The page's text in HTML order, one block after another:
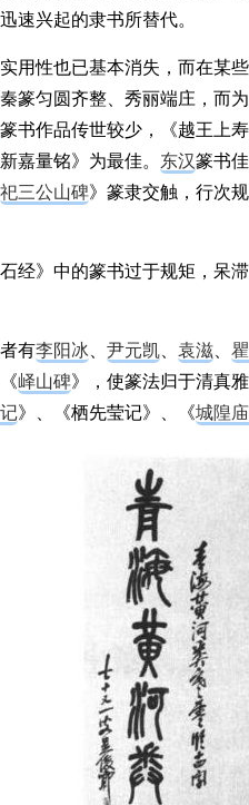
速兴起的隶书所替代。
用性也已基本消失，而在某
篆匀圆齐整、秀丽端庄，而
篆书作品传世较少，《越王上
嘉量铭》为最佳。 东汉篆书
祀三公山碑》篆隶交触，行次
经》中的篆书过于规矩，呆
有李阳冰 尹元凯 袁滋
峄山碑》，使篆法归于清真
》、《栖先莹记》、《城隍